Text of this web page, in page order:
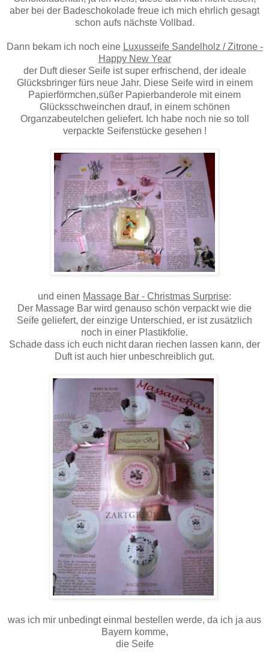
aber bei der Badeschokolade freue ich mich ehrlich gesagt
schon aufs nächste Vollbad.
Dann bekam ich noch eine Luxusseife Sandelholz / Zitrone -
Happy New Year
der Duft dieser Seife ist super erfrischend, der ideale
Glücksbringer fürs neue Jahr. Diese Seife wird in einem
Papierförmchen,süßer Papierbanderole mit einem
Glücksschweinchen drauf, in einem schönen
Organzabeutelchen geliefert. Ich habe noch nie so toll
verpackte Seifenstücke gesehen !
und einen Massage Bar - Christmas Surprise:
Der Massage Bar wird genauso schön verpackt wie die
Seife geliefert, der einzige Unterschied, er ist zusätzlich
noch in einer Plastikfolie.
Schade dass ich euch nicht daran riechen lassen kann, der
Duft ist auch hier unbeschreiblich gut.
was ich mir unbedingt einmal bestellen werde, da ich ja aus
Bayern komme,
die Seife